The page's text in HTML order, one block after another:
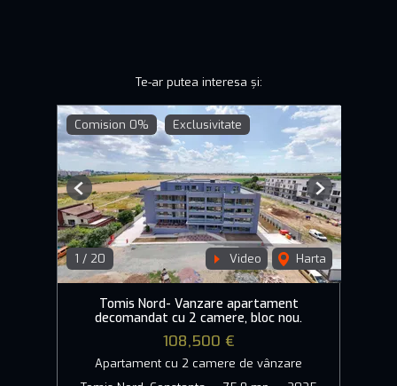
Te-ar putea interesa și:
Comision 0% Exclusivitate
1 / 20 Video Harta
Previous Next
Tomis Nord- Vanzare apartament
decomandat cu 2 camere, bloc nou.
108,500 €
Apartament cu 2 camere de vânzare